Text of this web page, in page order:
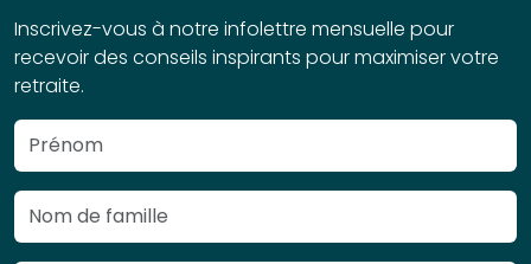
Inscrivez-vous à notre infolettre mensuelle pour
recevoir des conseils inspirants pour maximiser votre
retraite.